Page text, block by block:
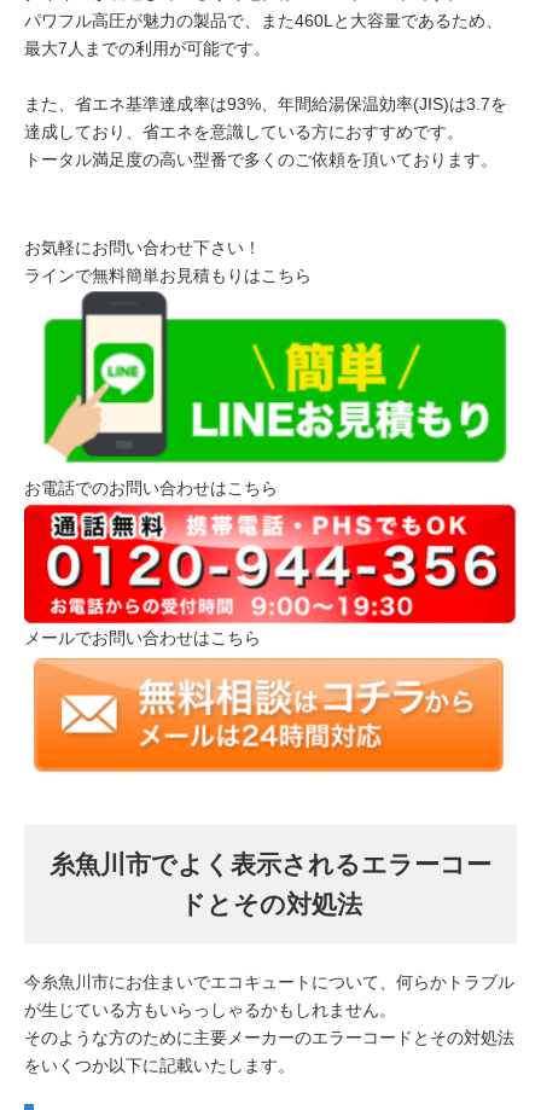
パワフル高圧が魅力の製品で、また460Lと大容量であるため、
最大7人までの利用が可能です。
また、省エネ基準達成率は93%、年間給湯保温効率(JIS)は3.7を
達成しており、省エネを意識している方におすすめです。
トータル満足度の高い型番で多くのご依頼を頂いております。
お気軽にお問い合わせ下さい！
ラインで無料簡単お見積もりはこちら
お電話でのお問い合わせはこちら
メールでお問い合わせはこちら
糸魚川市でよく表示されるエラーコー
ドとその対処法
今糸魚川市にお住まいでエコキュートについて、何らかトラブル
が生じている方もいらっしゃるかもしれません。
そのような方のために主要メーカーのエラーコードとその対処法
をいくつか以下に記載いたします。